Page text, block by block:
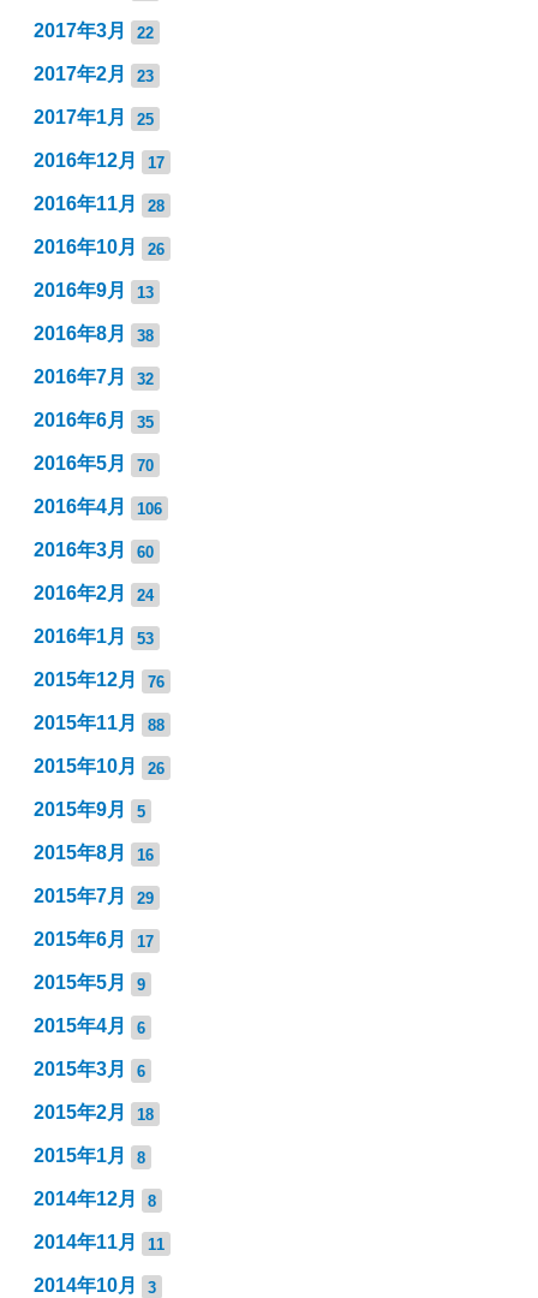
2017年3月 22
2017年2月 23
2017年1月 25
2016年12月 17
2016年11月 28
2016年10月 26
2016年9月 13
2016年8月 38
2016年7月 32
2016年6月 35
2016年5月 70
2016年4月 106
2016年3月 60
2016年2月 24
2016年1月 53
2015年12月 76
2015年11月 88
2015年10月 26
2015年9月 5
2015年8月 16
2015年7月 29
2015年6月 17
2015年5月 9
2015年4月 6
2015年3月 6
2015年2月 18
2015年1月 8
2014年12月 8
2014年11月 11
2014年10月 3